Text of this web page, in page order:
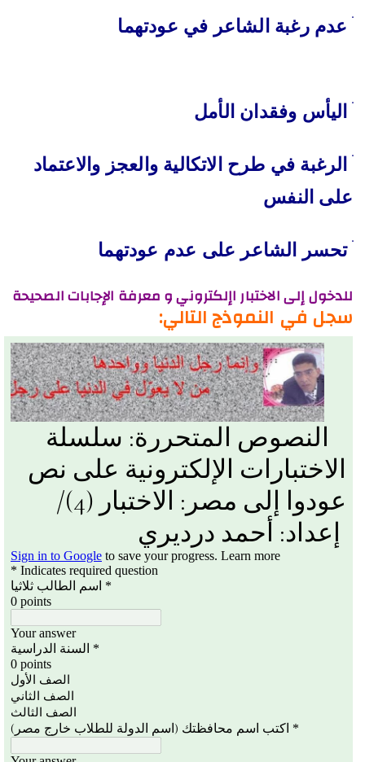
ׄ عدم رغبة الشاعر في عودتهما
ׄ اليأس وفقدان الأمل
ׄ الرغبة في طرح الاتكالية والعجز والاعتماد
على النفس
ׄتحسر الشاعر على عدم عودتهما
للدخول إلى الاختبار اإلكتروني و معرفة الإجابات الصحيحة
سجل في النموذج التالي: